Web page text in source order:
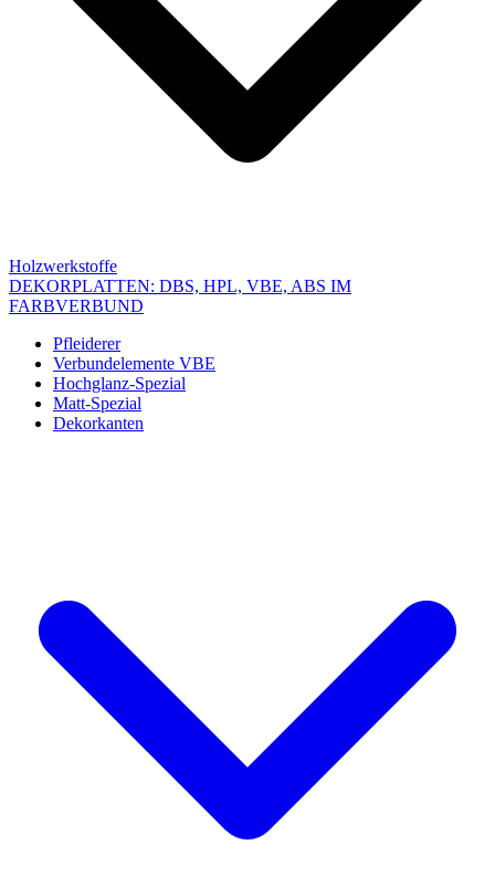
Holzwerkstoffe
DEKORPLATTEN: DBS, HPL, VBE, ABS IM
FARBVERBUND
Pfleiderer
Verbundelemente VBE
Hochglanz-Spezial
Matt-Spezial
Dekorkanten